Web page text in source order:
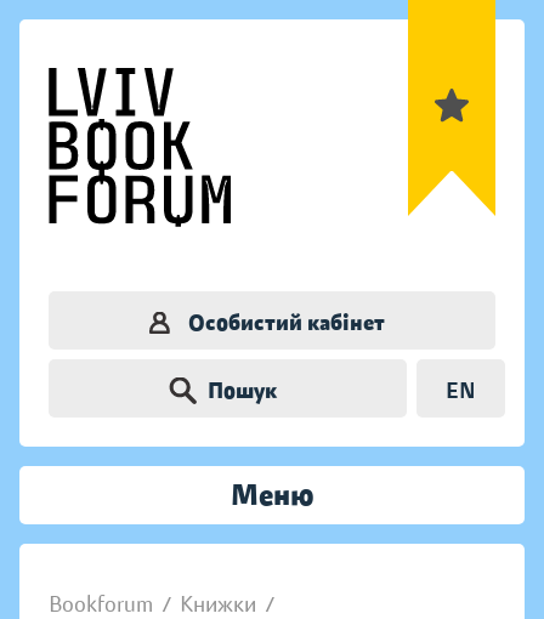
Особистий кабінет
Пошук EN
Меню
Bookforum / Книжки /